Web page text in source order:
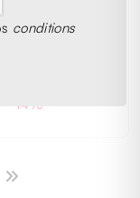
conditions
- 14%